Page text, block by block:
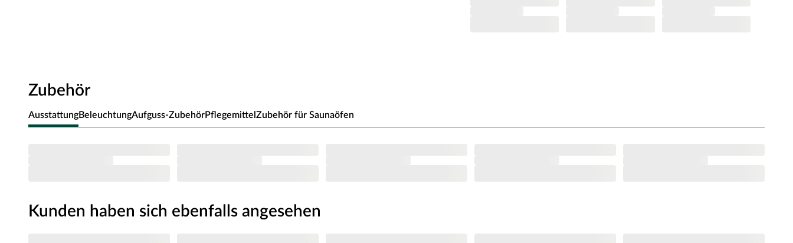
Die 8 mm starke bronzierte Ganzglastür ist in einen Türrahmen aus Massivholz eingefasst. Das verwendete
schwankenden Temperaturen. Die Tür hat ein Einbaumaß von 78 x 187,1 cm und ein Durchgangsmaß von
Das Herzstück einer Sauna ist ihr Ofen: Er haucht ihr Leben ein, bestimmt wie warm es wird und welche
Art von Saunagang genossen werden kann. Dieser 3,6 kW (16 A) starke Ofen erreicht eine Temperatur bis
Zubehör
AusstattungBeleuchtungAufguss-ZubehörPflegemittel Zubehör für Saunaöfen
Kunden haben sich ebenfalls angesehen